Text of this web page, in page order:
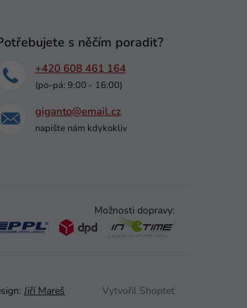
s něčím poradit?
+420 608 461 164
(po-pá: 9:00 - 16:00)
giganto@email.cz
napište nám kdykokliv
Možnosti dopravy:
Jiří Mareš Vytvořil Shoptet